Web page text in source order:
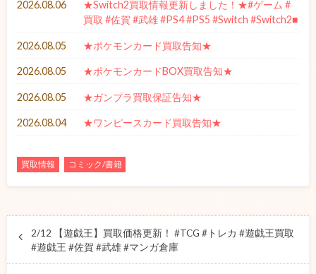
2026.08.06
★Switch2買取情報更新しました！★#ゲーム #
買取 #佐賀 #武雄 #PS4 #PS5 #Switch #Switch2■
2026.08.05 ★ポケモンカード買取告知★
2026.08.05 ★ポケモンカードBOX買取告知★
2026.08.05 ★ガンプラ買取保証告知★
2026.08.04 ★ワンピースカード買取告知★
買取情報 コミック/書籍
2/12 【遊戯王】買取価格更新！ #TCG #トレカ #遊戯王買取
#遊戯王 #佐賀 #武雄 #マンガ倉庫